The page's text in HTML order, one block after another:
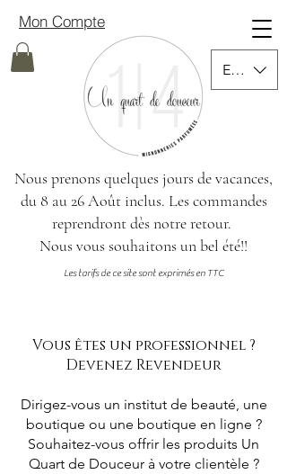
Les tarifs de ce site sont exprimés en TTC
EUR (€)
Mon Compte
Nous prenons quelques jours de vacances,
du 8 au 26 Août inclus. Les commandes
reprendront dès notre retour.
Nous vous souhaitons un bel été!!
Vous êtes un professionnel ?
Devenez Revendeur
Dirigez-vous un institut de beauté, une
boutique ou une boutique en ligne ?
Souhaitez-vous offrir les produits Un
Quart de Douceur à votre clientèle ?